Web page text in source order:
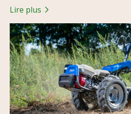
Lire plus